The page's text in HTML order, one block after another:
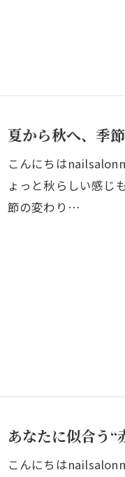
夏から秋へ、季
こんにちは
ょっと秋らしい感じ
節の変わり…
あなたに似合う“
こんにちは
ご